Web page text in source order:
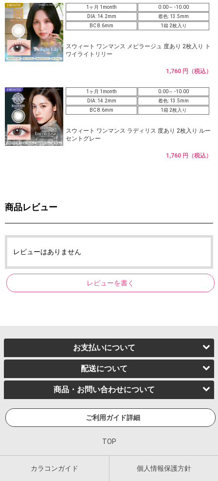
1ヶ月 1month
0.00～ -10.00
DIA: 14.2mm
着色: 13.5mm
BC 8.6mm
1箱 2枚入り
スウィート ワンマンス メビラージュ 度あり 2枚入り ト
ワイライトリリー
1,760 円（税込）
1ヶ月 1month
0.00～ -10.00
DIA: 14.2mm
着色: 13.5mm
BC 8.6mm
1箱 2枚入り
スウィート ワンマンス ラディリス 度あり 2枚入り ルー
セントグレー
1,760 円（税込）
商品レビュー
レビューはありません
レビューを書く
お支払いについて
配送について
商品・お問い合わせについて
ご利用ガイド詳細
TOP
カラコンガイド 個人情報保護方針